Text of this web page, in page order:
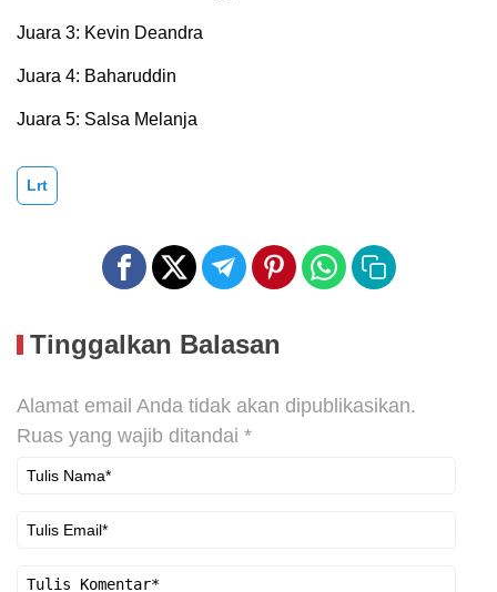
Juara 3: Kevin Deandra
Juara 4: Baharuddin
Juara 5: Salsa Melanja
Lrt
Tinggalkan Balasan
Alamat email Anda tidak akan dipublikasikan.
Ruas yang wajib ditandai *